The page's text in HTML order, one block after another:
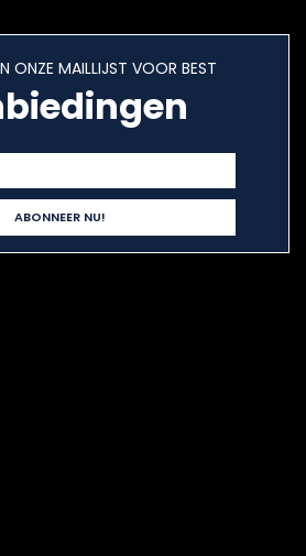
ONZE MAILLIJST VOOR BEST